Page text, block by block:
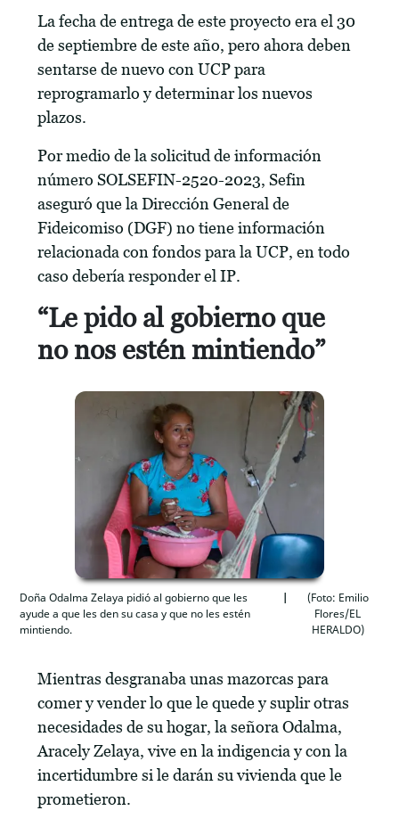
La fecha de entrega de este proyecto era el 30
de septiembre de este año, pero ahora deben
sentarse de nuevo con UCP para
reprogramarlo y determinar los nuevos
plazos.
Por medio de la solicitud de información
número SOLSEFIN-2520-2023, Sefin
aseguró que la Dirección General de
Fideicomiso (DGF) no tiene información
relacionada con fondos para la UCP, en todo
caso debería responder el IP.
“Le pido al gobierno que
no nos estén mintiendo”
Doña Odalma Zelaya pidió al gobierno que les
ayude a que les den su casa y que no les estén
mintiendo.
(Foto: Emilio
Flores/EL
HERALDO)
Mientras desgranaba unas mazorcas para
comer y vender lo que le quede y suplir otras
necesidades de su hogar, la señora Odalma,
Aracely Zelaya, vive en la indigencia y con la
incertidumbre si le darán su vivienda que le
prometieron.